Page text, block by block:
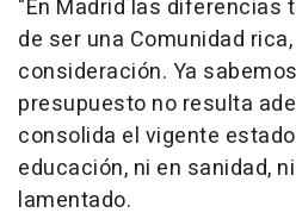
"En Madrid las diferencias
de ser una Comunidad
consideración. Ya
presupuesto no resulta
consolida el vigente
educación, ni en sanidad,
lamentado.